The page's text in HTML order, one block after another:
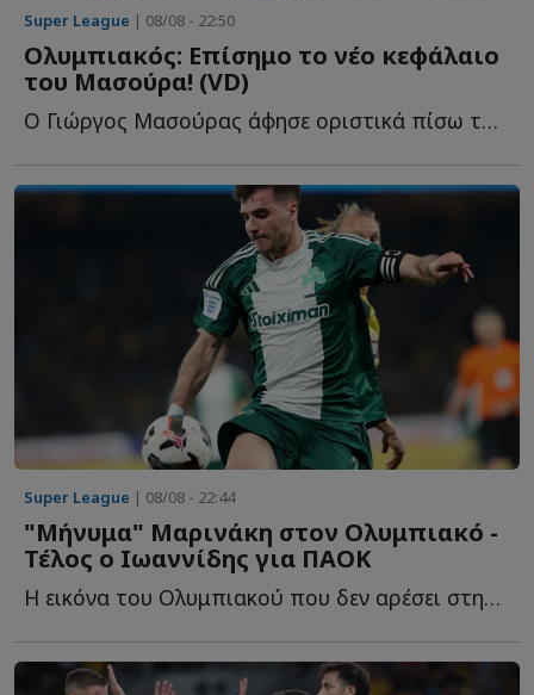
Super League | 08/08 - 22:50
Ολυμπιακός: Επίσημο το νέο κεφάλαιο
του Μασούρα! (VD)
Ο Γιώργος Μασούρας άφησε οριστικά πίσω του το κεφάλαιο τ...
Super League | 08/08 - 22:44
"Μήνυμα" Μαρινάκη στον Ολυμπιακό -
Τέλος ο Ιωαννίδης για ΠΑΟΚ
Η εικόνα του Ολυμπιακού που δεν αρέσει στην διοίκηση, τ...